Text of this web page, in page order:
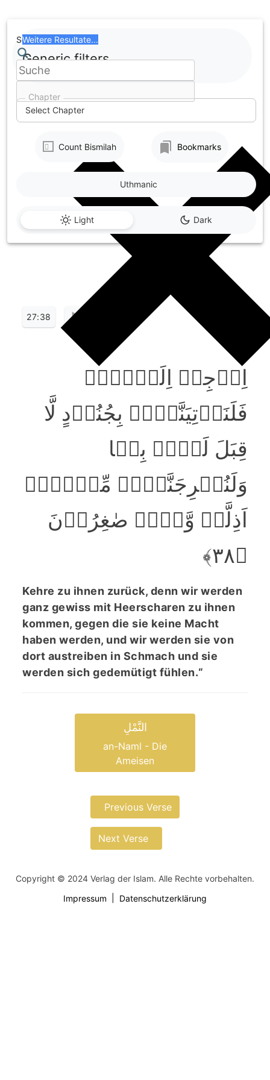
to
content
Chapter
Select Chapter
Search
Weitere Resultate...
Generic filters
Count Bismilah Bookmarks
Light Dark
Uthmanic
27:38
اِرۡجِعۡ اِلَیۡہِمۡ
فَلَنَاۡتِیَنَّہُمۡ بِجُنُوۡدٍ لَّا
قِبَلَ لَہُمۡ بِہَا
وَلَنُخۡرِجَنَّہُمۡ مِّنۡہَاۤ
اَذِلَّۃً وَّہُمۡ صٰغِرُوۡنَ
﴿۳۸﴾
Kehre zu ihnen zurück, denn wir werden
ganz gewiss mit Heerscharen zu ihnen
kommen, gegen die sie keine Macht
haben werden, und wir werden sie von
dort austreiben in Schmach und sie
werden sich gedemütigt fühlen.“
النَّمْلِ
an-Naml - Die
Ameisen
Previous Verse
Next Verse
Copyright © 2024 Verlag der Islam. Alle Rechte vorbehalten.
Impressum
Datenschutzerklärung